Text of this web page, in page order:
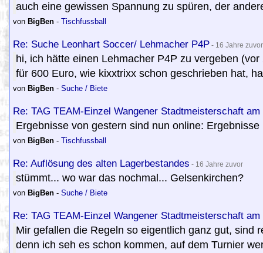
auch eine gewissen Spannung zu spüren, der
von BigBen - Tischfussball
Re: Suche Leonhart Soccer/ Lehmacher P4P - 16 Jahre zuvor
hi, ich hätte einen Lehmacher P4P zu vergeben
für 600 Euro, wie kixxtrixx schon geschrieben hat,
von BigBen - Suche / Biete
Re: TAG TEAM-Einzel Wangener Stadtmeisterschaft am
Ergebnisse von gestern sind nun online:
von BigBen - Tischfussball
Re: Auflösung des alten Lagerbestandes - 16 Jahre zuvor
stümmt... wo war das nochmal... Gelsenkirchen?
von BigBen - Suche / Biete
Re: TAG TEAM-Einzel Wangener Stadtmeisterschaft am
Mir gefallen die Regeln so eigentlich ganz gut, sind
denn ich seh es schon kommen, auf dem Turnier